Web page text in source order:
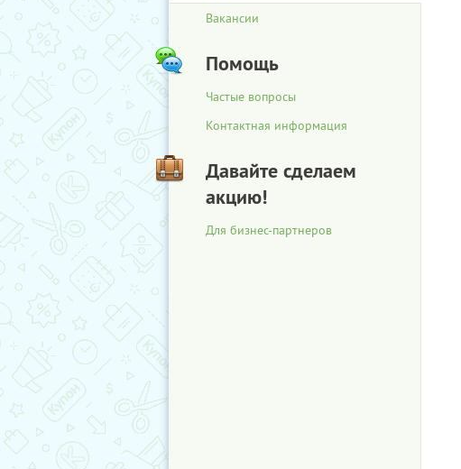
Вакансии
Помощь
Частые вопросы
Контактная информация
Давайте сделаем
акцию!
Для бизнес-партнеров